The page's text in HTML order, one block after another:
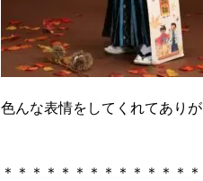
色んな表情をしてくれてあり
＊＊＊＊＊＊＊＊＊＊＊＊＊